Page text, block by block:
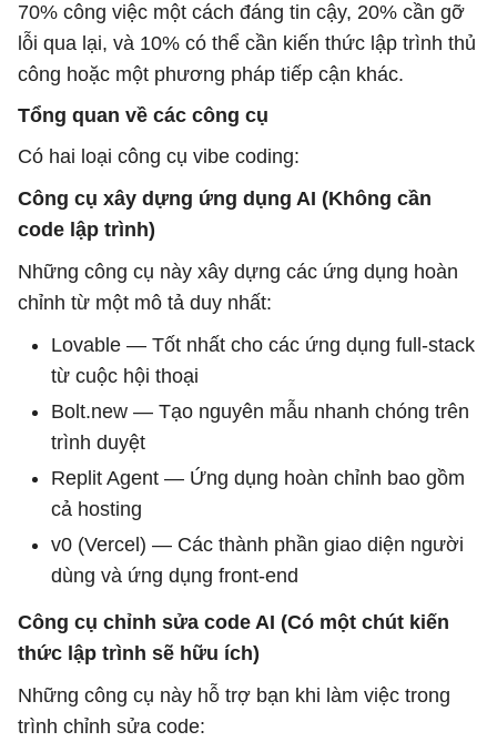
70% công việc một cách đáng tin cậy, 20% cần gỡ
lỗi qua lại, và 10% có thể cần kiến ​​thức lập trình thủ
công hoặc một phương pháp tiếp cận khác.
Tổng quan về các công cụ
Có hai loại công cụ vibe coding:
Công cụ xây dựng ứng dụng AI (Không cần
code lập trình)
Những công cụ này xây dựng các ứng dụng hoàn
chỉnh từ một mô tả duy nhất:
Lovable — Tốt nhất cho các ứng dụng full-stack
từ cuộc hội thoại
Bolt.new — Tạo nguyên mẫu nhanh chóng trên
trình duyệt
Replit Agent — Ứng dụng hoàn chỉnh bao gồm
cả hosting
v0 (Vercel) — Các thành phần giao diện người
dùng và ứng dụng front-end
Công cụ chỉnh sửa code AI (Có một chút kiến ​​
thức lập trình sẽ hữu ích)
Những công cụ này hỗ trợ bạn khi làm việc trong
trình chỉnh sửa code: